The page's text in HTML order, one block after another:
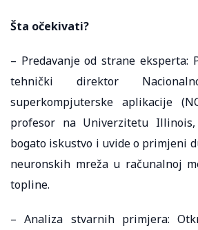
Šta očekivati?
– Predavanje od strane eksperta:
tehnički direktor
superkompjuterske aplikacije
profesor na Univerzitetu
bogato iskustvo i uvide o primjeni
neuronskih mreža u računalnoj
topline.
– Analiza stvarnih primjera: